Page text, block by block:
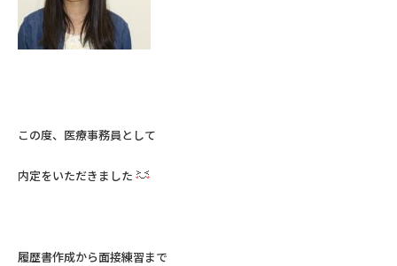
この度、医療事務員として
内定をいただきました
履歴書作成から面接練習まで